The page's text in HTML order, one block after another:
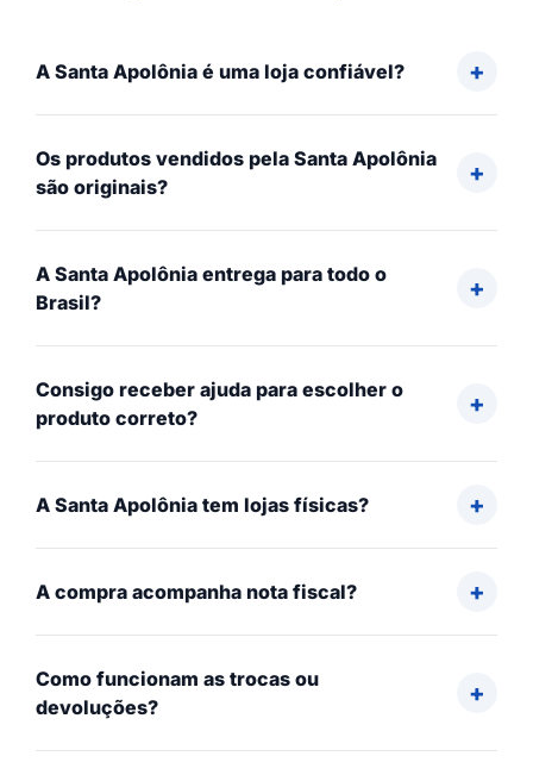
A Santa Apolônia é uma loja confiável?
Os produtos vendidos pela Santa Apolônia
são originais?
A Santa Apolônia entrega para todo o
Brasil?
Consigo receber ajuda para escolher o
produto correto?
A Santa Apolônia tem lojas físicas?
A compra acompanha nota fiscal?
Como funcionam as trocas ou
devoluções?